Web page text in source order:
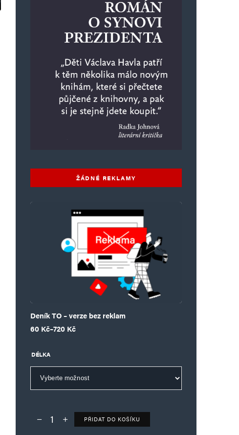
ŽÁDNÉ REKLAMY
Deník TO – verze bez reklam
60 Kč–720 Kč
Rozpětí cen: 60 Kč až 720 Kč
DÉLKA
Deník TO – verze bez reklam množství
PŘIDAT DO KOŠÍKU